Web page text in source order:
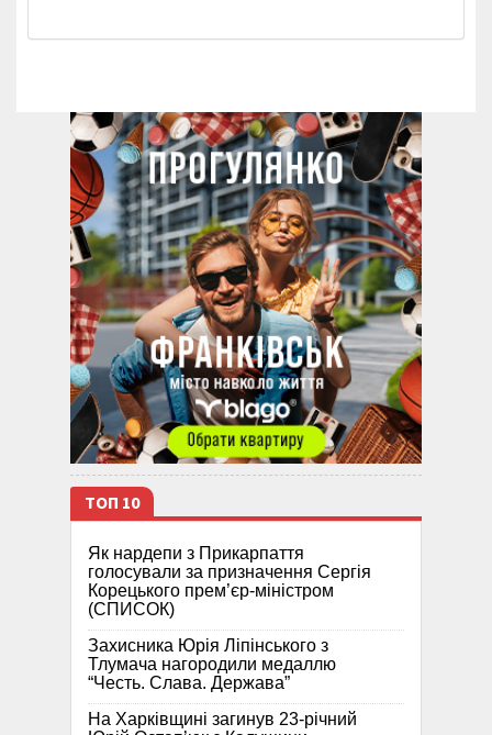
ТОП 10
Як нардепи з Прикарпаття
голосували за призначення Сергія
Корецького прем’єр-міністром
(СПИСОК)
Захисника Юрія Ліпінського з
Тлумача нагородили медаллю
“Честь. Слава. Держава”
На Харківщині загинув 23-річний